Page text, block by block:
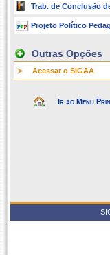
Trab. de Conclusão
Projeto Político
Outras Opções
Acessar o SIGAA
Ir ao Menu